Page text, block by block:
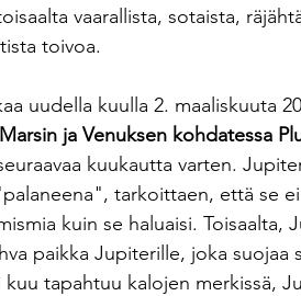
vaarallista, sotaista,
toivoa.
uudella kuulla 2. maaliskuuta
Marsin ja Venuksen kohdatessa
kuukautta varten.
tarkoittaen, että se
kuin se haluaisi. Toisaalta,
paikka Jupiterille, joka suojaa
tapahtuu kalojen merkissä,